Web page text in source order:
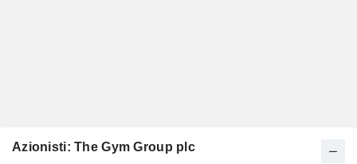
Azionisti: The Gym Group plc